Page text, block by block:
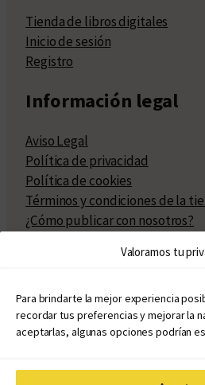
Valoramos tu
Para brindarte la mejor experiencia
recordar tus preferencias y mejorar la
aceptarlas, algunas opciones podrían
Tienda de libros digitales
Inicio de sesión
Registro
Información legal
Aviso Legal
Política de privacidad
Política de cookies
Términos y condiciones de la
¿Cómo publicar con nosotros?
Políticas de publicación
Políticas de coedición
Atribuciones